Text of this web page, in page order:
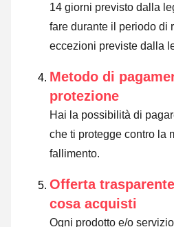
14 giorni previsto dalla
fare durante il periodo di
eccezioni previste dalla
Metodo di
protezione
Hai la possibilità di
che ti protegge contro la
fallimento.
Offerta
cosa acquisti
Ogni prodotto e/o